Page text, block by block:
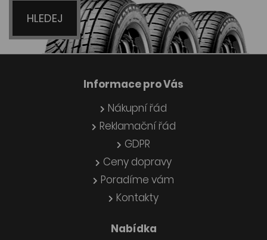
HLEDEJ
Informace pro Vás
Nákupní řád
Reklamační řád
GDPR
Ceny dopravy
Poradíme vám
Kontakty
Nabídka